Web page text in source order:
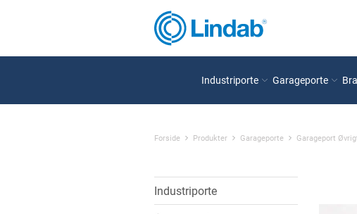
Industriporte Garageporte
Forside Produkter Garageporte Garageport
Industriporte